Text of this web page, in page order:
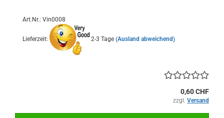
Art.Nr.: Vin0008
Lieferzeit: 2-3 Tage (Ausland abweichend)
0,60 CHF
zzgl. Versand